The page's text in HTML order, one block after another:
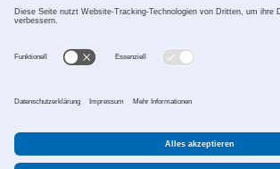
Alten- und Pflegezentren
Breitband MKK
Impressum
Cookie-Einstellungen